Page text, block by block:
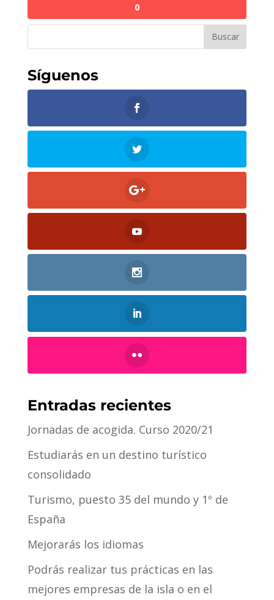
0
Síguenos
Entradas recientes
Jornadas de acogida. Curso 2020/21
Estudiarás en un destino turístico
consolidado
Turismo, puesto 35 del mundo y 1º de
España
Mejorarás los idiomas
Podrás realizar tus prácticas en las
mejores empresas de la isla o en el